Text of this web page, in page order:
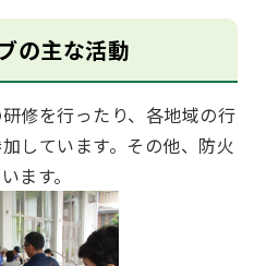
の主な活動
修を行ったり、各地域の行
しています。その他、防火
ます。